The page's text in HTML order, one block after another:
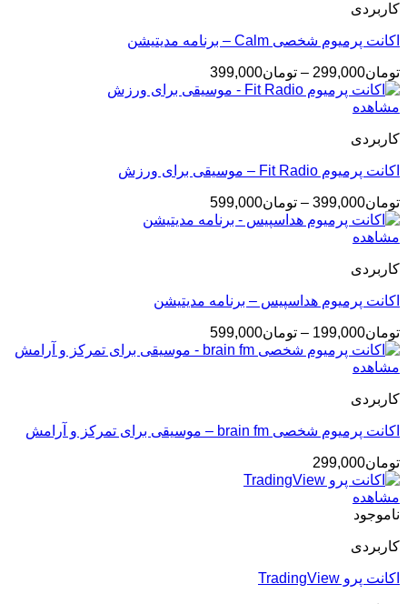
کاربردی
اکانت پرمیوم شخصی Calm – برنامه مدیتیشن
تومان299,000
– تومان399,000محدوده
قیمت:
مشاهده
کاربردی
اکانت پرمیوم Fit Radio – موسیقی برای ورزش
تومان399,000
– تومان599,000
قیمت:
مشاهده
کاربردی
اکانت پرمیوم هداسپیس – برنامه مدیتیشن
تومان199,000
– تومان599,000
قیمت:
مشاهده
کاربردی
اکانت پرمیوم شخصی brain fm – موسیقی برای تمرکز و آرامش
تومان299,000
مشاهده
ناموجود
کاربردی
اکانت پرو TradingView